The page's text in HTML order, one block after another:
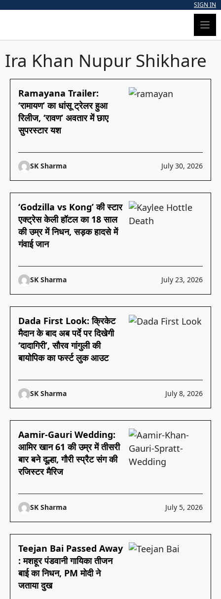
SIGN IN
Ira Khan Nupur Shikhare
Ramayana Trailer:
‘रामायण’ का धांसू ट्रेलर हुआ
रिलीज, ‘रावण’ अवतार में छाए
सुपरस्टार यश
SK Sharma July 30, 2026
‘Godzilla vs Kong’ की स्टार
एक्ट्रेस केली हॉटल का 18 साल
की उम्र में निधन, सड़क हादसे में
गंवाई जान
SK Sharma July 23, 2026
Dada First Look: क्रिकेट
मैदान के बाद अब पर्दे पर दिखेगी
‘दादागिरी’, सौरव गांगुली की
बायोपिक का फर्स्ट लुक आउट
SK Sharma July 8, 2026
Aamir-Gauri Wedding:
आमिर खान 61 की उम्र में तीसरी
बार बने दूल्हा, गौरी स्प्रैट संग की
रजिस्टर मैरिज
SK Sharma July 5, 2026
Teejan Bai Passed Away
: मशहूर पंडवानी गायिका तीजन
बाई का निधन, PM मोदी ने
जताया दुख